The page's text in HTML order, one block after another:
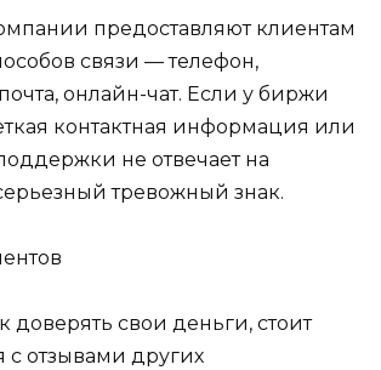
предоставляют клиентам
связи — телефон,
онлайн-чат. Если у биржи
контактная информация или
не отвечает на
тревожный знак.
доверять свои деньги, стоит
с отзывами других